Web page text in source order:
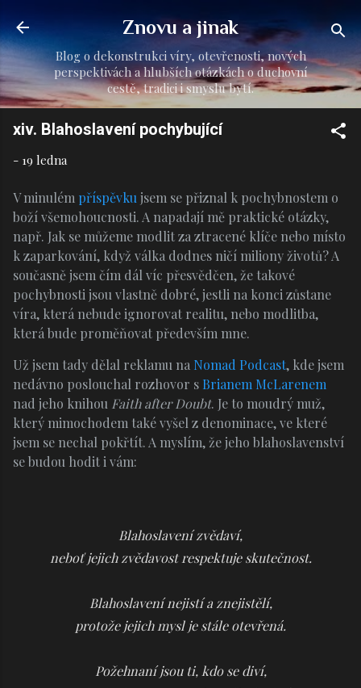
Přeskočit na hlavní obsah
Znovu a jinak
Blog o dekonstrukci víry, otevřenosti, nových
perspektivách a hlubších otázkách o duchovní
cestě, tradici i smyslu bytí.
xiv. Blahoslavení pochybující
- 19 ledna
V minulém příspěvku jsem se přiznal k pochybnostem o
boží všemohoucnosti. A napadají mě praktické otázky,
např. Jak se můžeme modlit za ztracené klíče nebo místo
k zaparkování, když válka dodnes ničí miliony životů? A
současně jsem čím dál víc přesvědčen, že takové
pochybnosti jsou vlastně dobré, jestli na konci zůstane
víra, která nebude ignorovat realitu, nebo modlitba,
která bude proměňovat především mne.
Už jsem tady dělal reklamu na Nomad Podcast, kde jsem
nedávno poslouchal rozhovor s Brianem McLarenem
nad jeho knihou Faith after Doubt. Je to moudrý muž,
který mimochodem také vyšel z denominace, ve které
jsem se nechal pokřtít. A myslím, že jeho blahoslavenství
se budou hodit i vám:
Blahoslavení zvědaví,
neboť jejich zvědavost respektuje skutečnost.
Blahoslavení nejistí a znejistělí,
protože jejich mysl je stále otevřená.
Požehnaní jsou ti, kdo se diví,